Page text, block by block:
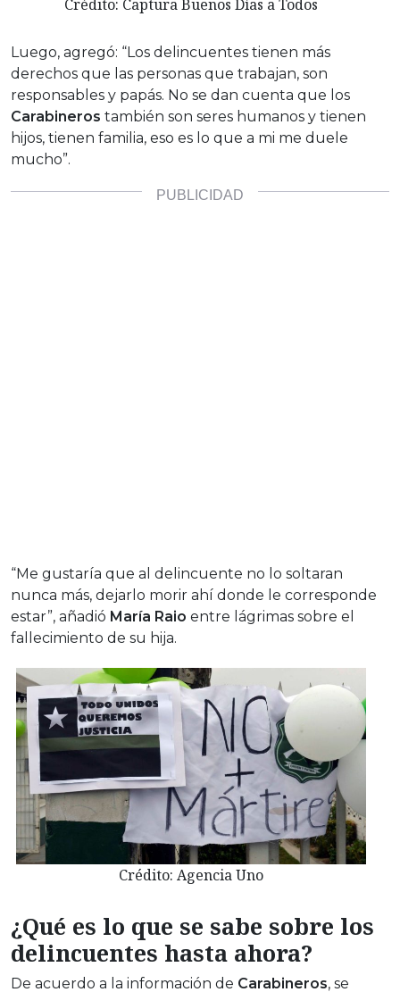
Crédito: Captura Buenos Días a Todos
Luego, agregó: “Los delincuentes tienen más
derechos que las personas que trabajan, son
responsables y papás. No se dan cuenta que los
Carabineros también son seres humanos y tienen
hijos, tienen familia, eso es lo que a mi me duele
mucho”.
“Me gustaría que al delincuente no lo soltaran
nunca más, dejarlo morir ahí donde le corresponde
estar”, añadió María Raio entre lágrimas sobre el
fallecimiento de su hija.
Crédito: Agencia Uno
¿Qué es lo que se sabe sobre los
delincuentes hasta ahora?
De acuerdo a la información de Carabineros, se